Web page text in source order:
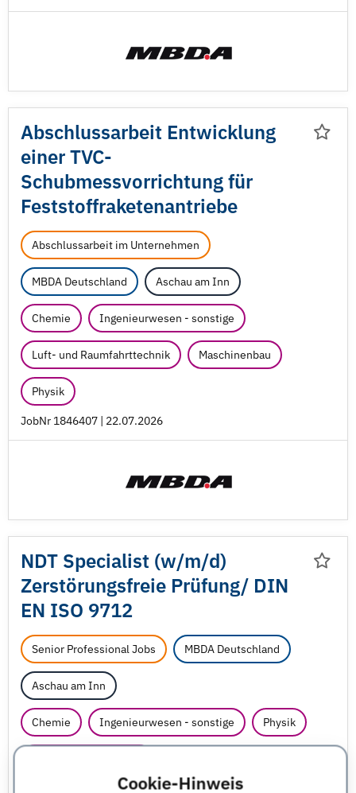
Cookie-Hinweis
Abschlussarbeit Entwicklung
einer TVC-
Schubmessvorrichtung für
Feststoffraketenantriebe
Abschlussarbeit im Unternehmen
MBDA Deutschland Aschau am Inn
Chemie Ingenieurwesen - sonstige
Luft- und Raumfahrttechnik Maschinenbau
Physik
JobNr 1846407 | 22.07.2026
NDT Specialist (w/m/d)
Zerstörungsfreie Prüfung/ DIN
EN ISO 9712
Senior Professional Jobs MBDA Deutschland
Aschau am Inn
Chemie Ingenieurwesen - sonstige Physik
JobNr 1845899 | 21.07.2026